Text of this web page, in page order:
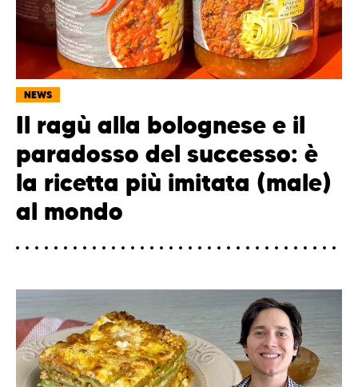
NEWS
Il ragù alla bolognese e il
paradosso del successo: è
la ricetta più imitata (male)
al mondo